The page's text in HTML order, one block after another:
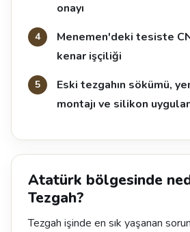
onayı
Menemen'deki tesiste
kenar işçiliği
Eski tezgahın sökümü,
montajı ve silikon
Atatürk bölgesinde
Tezgah?
Tezgah işinde en sık yaşanan